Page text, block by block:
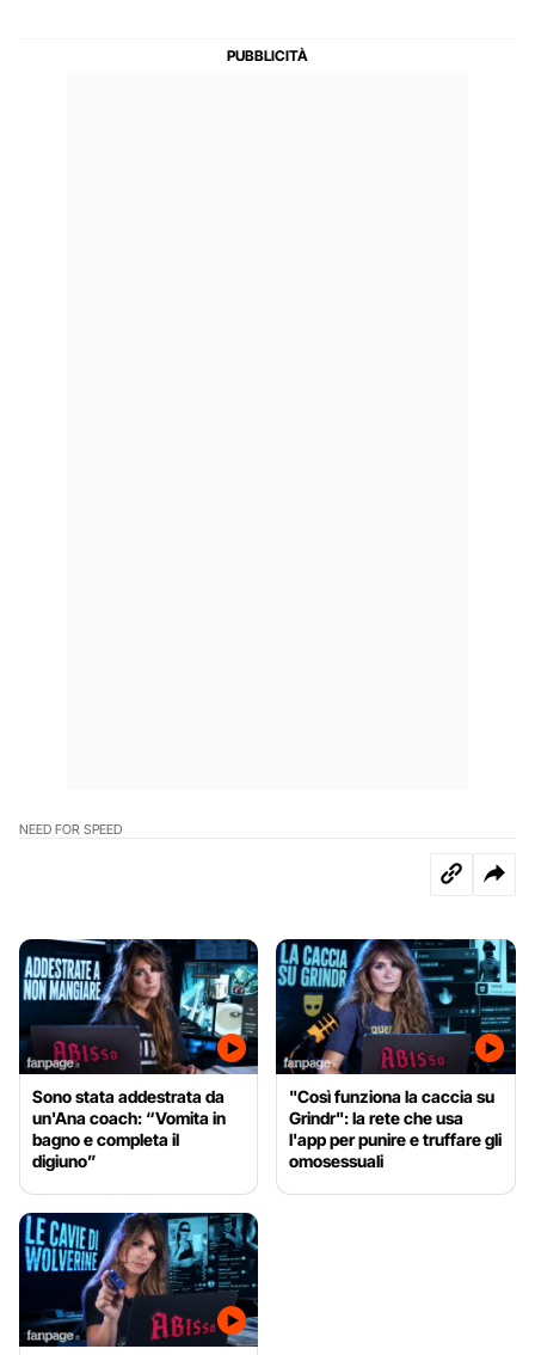
NEED FOR SPEED
Sono stata addestrata da
un'Ana coach: “Vomita in
bagno e completa il
digiuno”
"Così funziona la caccia su
Grindr": la rete che usa
l'app per punire e truffare gli
omosessuali